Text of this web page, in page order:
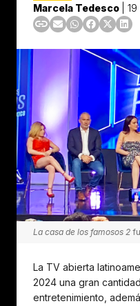
Marcela Tedesco
La casa de los famosos 2
La TV abierta
2024 una gran
entretenimiento,